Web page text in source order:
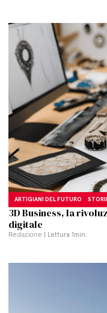
ARTIGIANI DEL FUTURO
3D Business, la
digitale
Redazione | Lettura 1 min.